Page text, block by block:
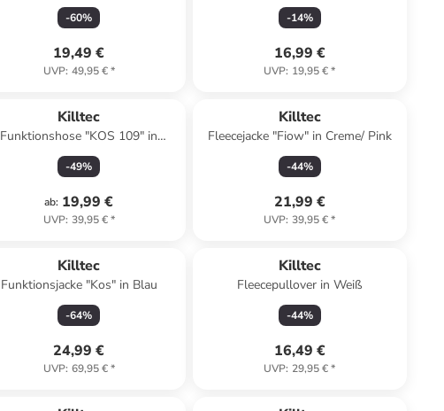
-60%
19,49 €
UVP: 49,95 €*
-14%
16,99 €
UVP: 19,95 €*
Killtec
Funktionshose "KOS 109" in
Dunkelblau
-49%
ab: 19,99 €
UVP: 39,95 €*
Killtec
Fleecejacke "Fiow" in Creme/ Pink
-44%
21,99 €
UVP: 39,95 €*
Killtec
Funktionsjacke "Kos" in Blau
-64%
24,99 €
UVP: 69,95 €*
Killtec
Fleecepullover in Weiß
-44%
16,49 €
UVP: 29,95 €*